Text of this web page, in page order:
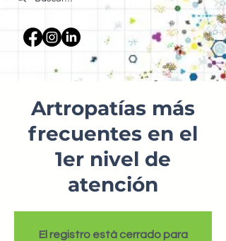
Artropatías más
frecuentes en el
1er nivel de
atención
El registro está cerrado para